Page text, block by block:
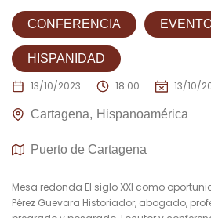
CONFERENCIA
HISPANIDAD
13/10/2023 18:00 13/10/
Cartagena Hispanoamérica
Puerto de Cartagena
Mesa redonda El siglo XXI como
Pérez Guevara Historiador, abogado,